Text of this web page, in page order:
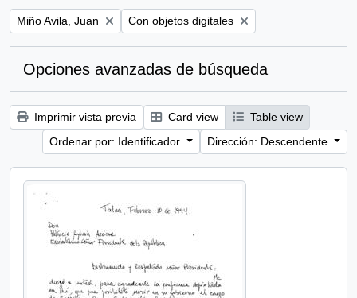
Remove filter:
Miño Avila, Juan Remove filter:
Con objetos digitales
Opciones avanzadas de búsqueda
Imprimir vista previa Card view
Table view
Ordenar por: Identificador
Dirección: Descendente